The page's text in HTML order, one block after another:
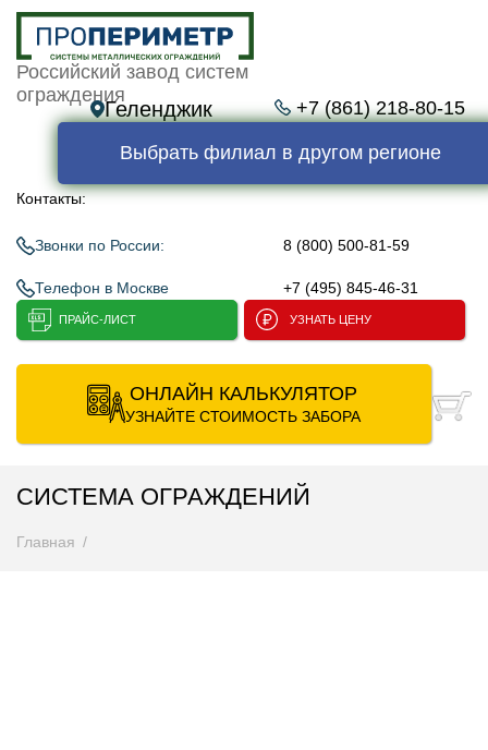
Российский завод систем
ограждения
Геленджик +7 (861) 218-80-15
Выбрать филиал в другом регионе
Контакты:
Звонки по России: 8 (800) 500-81-59
Телефон в Москве +7 (495) 845-46-31
ПРАЙС-ЛИСТ УЗНАТЬ ЦЕНУ
ОНЛАЙН КАЛЬКУЛЯТОР
УЗНАЙТЕ СТОИМОСТЬ ЗАБОРА
СИСТЕМА ОГРАЖДЕНИЙ
Главная